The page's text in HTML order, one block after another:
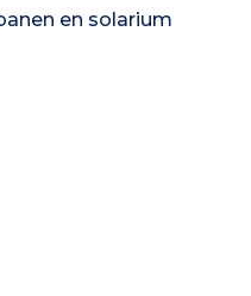
en solarium